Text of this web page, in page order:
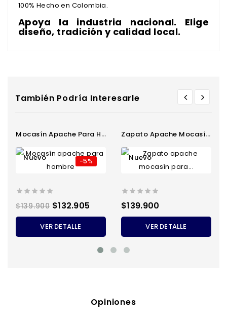
100% Hecho en Colombia.
Apoya la industria nacional. Elige
diseño, tradición y calidad local.
También Podría Interesarle
Mocasín Apache Para Hombre
Nuevo
Precio
regular
$139.900
-5%
Precio
$132.905
VER DETALLE
Zapato Apache Mocasín Para...
Nuevo
Precio
$139.900
VER DETALLE
Opiniones